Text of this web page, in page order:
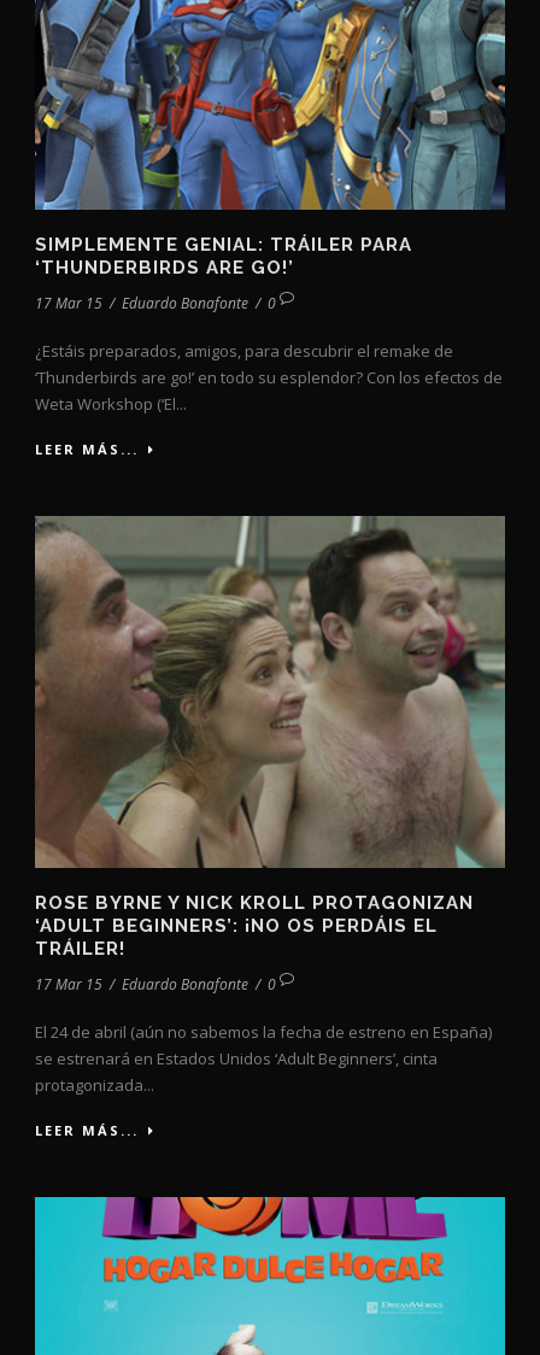
SIMPLEMENTE GENIAL: TRÁILER PARA
‘THUNDERBIRDS ARE GO!’
17 Mar 15 / Eduardo Bonafonte / 0
¿Estáis preparados, amigos, para descubrir el remake de
‘Thunderbirds are go!’ en todo su esplendor? Con los efectos de
Weta Workshop (‘El...
LEER MÁS...
ROSE BYRNE Y NICK KROLL PROTAGONIZAN
‘ADULT BEGINNERS’: ¡NO OS PERDÁIS EL
TRÁILER!
17 Mar 15 / Eduardo Bonafonte / 0
El 24 de abril (aún no sabemos la fecha de estreno en España)
se estrenará en Estados Unidos ‘Adult Beginners’, cinta
protagonizada...
LEER MÁS...